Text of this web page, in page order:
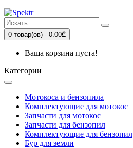
0 товар(ов) - 0.00₾
Ваша корзина пуста!
Категории
Мотокоса и бензопила
Комплектующие для мотокос
Запчасти для мотокос
Запчасти для бензопил
Комплектующие для бензопил
Бур для земли